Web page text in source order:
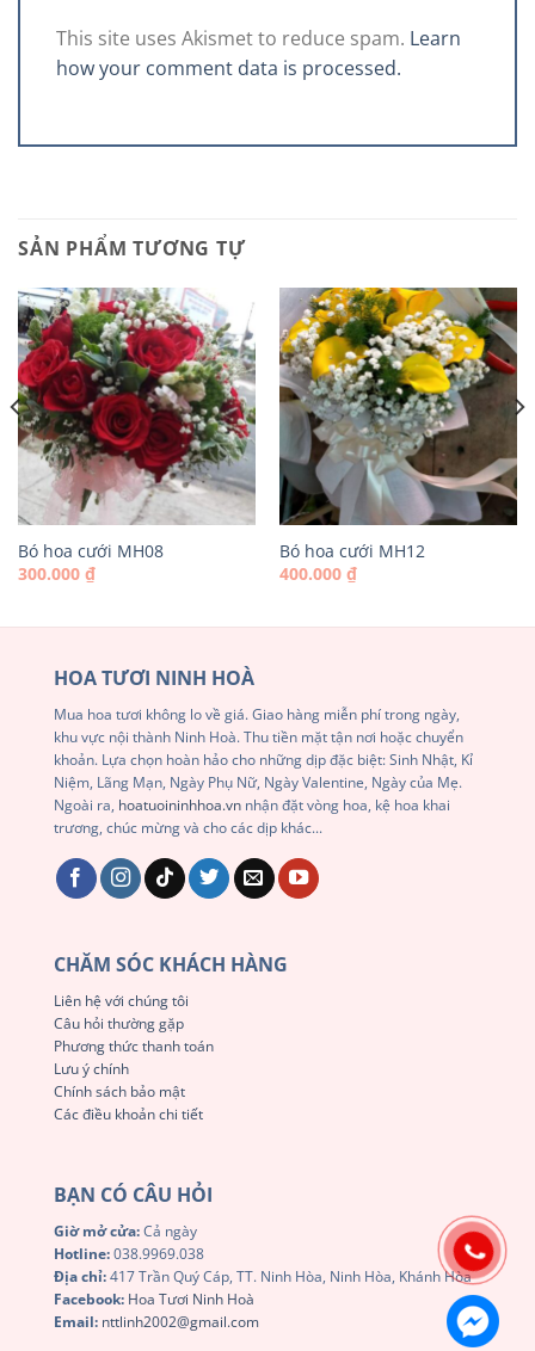
This site uses Akismet to reduce spam. Learn
how your comment data is processed.
SẢN PHẨM TƯƠNG TỰ
Bó hoa cưới MH08
300.000 ₫
Bó hoa cưới MH12
400.000 ₫
HOA TƯƠI NINH HOÀ
Mua hoa tươi không lo về giá. Giao hàng miễn phí trong ngày,
khu vực nội thành Ninh Hoà. Thu tiền mặt tận nơi hoặc chuyển
khoản. Lựa chọn hoàn hảo cho những dịp đặc biệt: Sinh Nhật, Kỉ
Niệm, Lãng Mạn, Ngày Phụ Nữ, Ngày Valentine, Ngày của Mẹ.
Ngoài ra, hoatuoininhhoa.vn nhận đặt vòng hoa, kệ hoa khai
trương, chúc mừng và cho các dịp khác...
CHĂM SÓC KHÁCH HÀNG
Liên hệ với chúng tôi
Câu hỏi thường gặp
Phương thức thanh toán
Lưu ý chính
Chính sách bảo mật
Các điều khoản chi tiết
BẠN CÓ CÂU HỎI
Giờ mở cửa:Cả ngày
Hotline:038.9969.038
Địa chỉ:417 Trần Quý Cáp, TT. Ninh Hòa, Ninh Hòa, Khánh Hòa
Facebook: Hoa Tươi Ninh Hoà
Email: nttlinh2002@gmail.com